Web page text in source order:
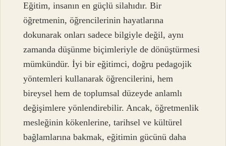
Eğitim, insanın en güçlü silahıdır. Bir
öğretmenin, öğrencilerinin hayatlarına
dokunarak onları sadece bilgiyle değil, aynı
zamanda düşünme biçimleriyle de dönüştürmesi
mümkündür. İyi bir eğitimci, doğru pedagojik
yöntemleri kullanarak öğrencilerini, hem
bireysel hem de toplumsal düzeyde anlamlı
değişimlere yönlendirebilir. Ancak, öğretmenlik
mesleğinin kökenlerine, tarihsel ve kültürel
bağlamlarına bakmak, eğitimin gücünü daha